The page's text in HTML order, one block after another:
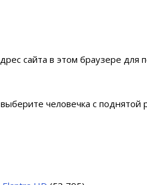
сайта в этом браузере
человечка с поднятой